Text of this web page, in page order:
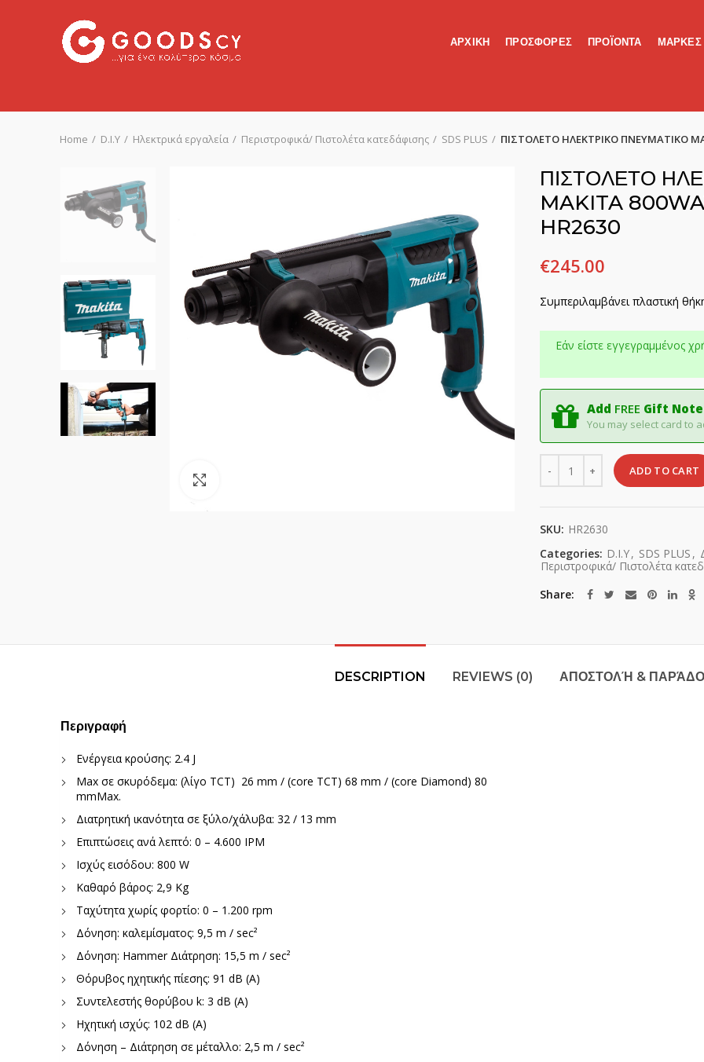
ΑΡΧΙΚΗ ΠΡΟΣΦΟΡΕΣ ΠΡΟΪΟΝΤΑ ΜΑΡΚΕΣ
Home D.I.Y Ηλεκτρικά εργαλεία Περιστροφικά/ Πιστολέτα κατεδάφισης SDS PLUS ΠΙΣΤΟΛΕΤΟ ΗΛΕΚΤΡΙΚΟ ΠΝΕΥΜΑΤΙΚΟ
ΠΙΣΤΟΛΕΤΟ
MAKITA
HR2630
€245.00
Συμπεριλαμβάνει πλαστική
Εάν είστε εγγεγραμμένος
Add FREE Gift Note
You may select card to
ADD TO CART
SKU: HR2630
Categories: D.I.Y, SDS PLUS ,
Περιστροφικά/ Πιστολέτα
Share
DESCRIPTION REVIEWS (0) ΑΠΟΣΤΟΛΉ &
Περιγραφή
Ενέργεια κρούσης: 2.4 J
Max σε σκυρόδεμα: (λίγο TCT) 26 mm / (core TCT) 68 mm / (core Diamond) 80
mmMax.
Διατρητική ικανότητα σε ξύλο/χάλυβα: 32 / 13 mm
Επιπτώσεις ανά λεπτό: 0 – 4.600 IPM
Ισχύς εισόδου: 800 W
Καθαρό βάρος: 2,9 Kg
Ταχύτητα χωρίς φορτίο: 0 – 1.200 rpm
Δόνηση: καλεμίσματος: 9,5 m / sec²
Δόνηση: Hammer Διάτρηση: 15,5 m / sec²
Θόρυβος ηχητικής πίεσης: 91 dB (A)
Συντελεστής θορύβου k: 3 dB (A)
Ηχητική ισχύς: 102 dB (A)
Δόνηση – Διάτρηση σε μέταλλο: 2,5 m / sec²